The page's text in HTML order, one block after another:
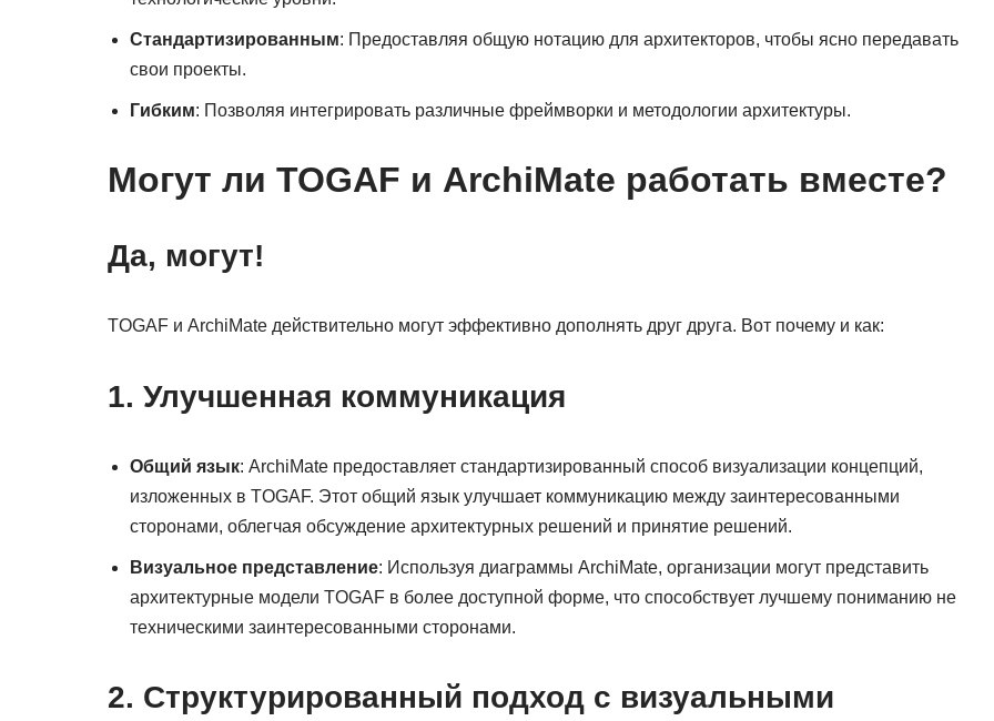
Стандартизированным: Предоставляя общую нотацию для архитекторов, чтобы ясно передавать
свои проекты.
Гибким: Позволяя интегрировать различные фреймворки и методологии архитектуры.
Могут ли TOGAF и ArchiMate работать вместе?
Да, могут!
TOGAF и ArchiMate действительно могут эффективно дополнять друг друга. Вот почему и как:
1. Улучшенная коммуникация
Общий язык: ArchiMate предоставляет стандартизированный способ визуализации концепций,
изложенных в TOGAF. Этот общий язык улучшает коммуникацию между заинтересованными
сторонами, облегчая обсуждение архитектурных решений и принятие решений.
Визуальное представление: Используя диаграммы ArchiMate, организации могут представить
архитектурные модели TOGAF в более доступной форме, что способствует лучшему пониманию не
техническими заинтересованными сторонами.
2. Структурированный подход с визуальными